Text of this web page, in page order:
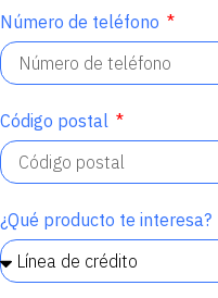
Número de teléfono
Código postal
¿Qué producto te interesa?